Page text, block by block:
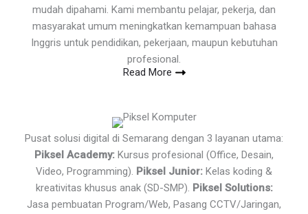
mudah dipahami. Kami membantu pelajar, pekerja, dan
masyarakat umum meningkatkan kemampuan bahasa
Inggris untuk pendidikan, pekerjaan, maupun kebutuhan
profesional.
Read More
Pusat solusi digital di Semarang dengan 3 layanan utama:
Piksel Academy: Kursus profesional (Office, Desain,
Video, Programming). Piksel Junior: Kelas koding &
kreativitas khusus anak (SD-SMP). Piksel Solutions:
Jasa pembuatan Program/Web, Pasang CCTV/Jaringan,